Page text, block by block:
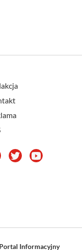
Informacyjny